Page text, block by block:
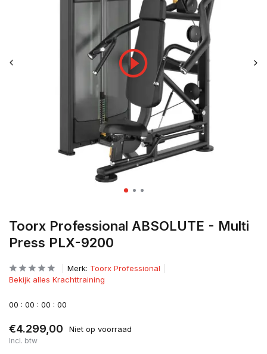
Toorx Professional ABSOLUTE - Multi
Press PLX-9200
Merk: Toorx Professional
Bekijk alles Krachttraining
00 : 00 : 00 : 00
€4.299,00 Niet op voorraad
Incl. btw